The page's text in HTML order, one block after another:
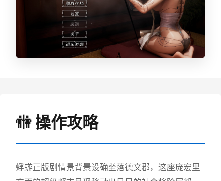
🚻 操作攻略
蜉蝣正版剧情景背景设确坐落德文郡，这座庞宏里